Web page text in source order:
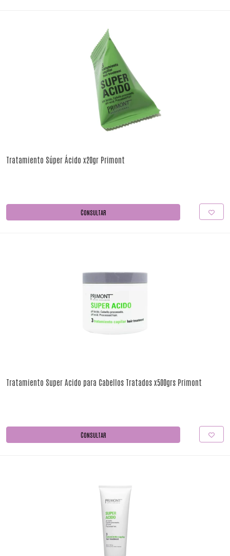
Tratamiento Súper Ácido x20gr Primont
CONSULTAR
Tratamiento Super Acido para Cabellos Tratados x500grs Primont
CONSULTAR